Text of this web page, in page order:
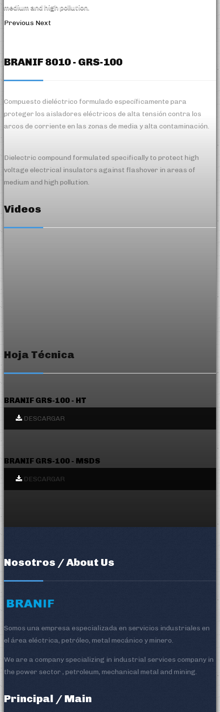
medium and high pollution.
Previous Next
BRANIF 8010 - GRS-100
Compuesto dieléctrico formulado específicamente para
proteger los aisladores eléctricos de alta tensión contra los
arcos de corriente en las zonas de media y alta contaminación.
Dielectric compound formulated specifically to protect high
voltage electrical insulators against flashover in areas of
medium and high pollution.
Videos
Hoja Técnica
BRANIF GRS-100 - HT
DESCARGAR
BRANIF GRS-100 - MSDS
DESCARGAR
Nosotros / About Us
Somos una empresa especializada en servicios industriales en
el área eléctrica, petróleo, metal mecánico y minero.
We are a company specializing in industrial services company in
the power sector , petroleum, mechanical metal and mining.
Principal / Main